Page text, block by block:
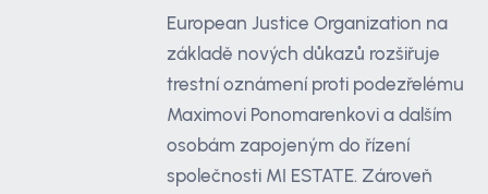
European Justice Organization na
základě nových důkazů rozšiřuje
trestní oznámení proti podezřelému
Maximovi Ponomarenkovi a dalším
osobám zapojeným do řízení
společnosti MI ESTATE. Zároveň